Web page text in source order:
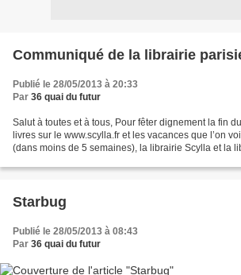
Communiqué de la librairie
Publié le 28/05/2013 à 20:33
Par 36 quai du futur
Salut à toutes et à tous, Pour fêter dignement la fin
livres sur le www.scylla.fr et les vacances que l’on
(dans moins de 5 semaines), la librairie Scylla et la
Starbug
Publié le 28/05/2013 à 08:43
Par 36 quai du futur